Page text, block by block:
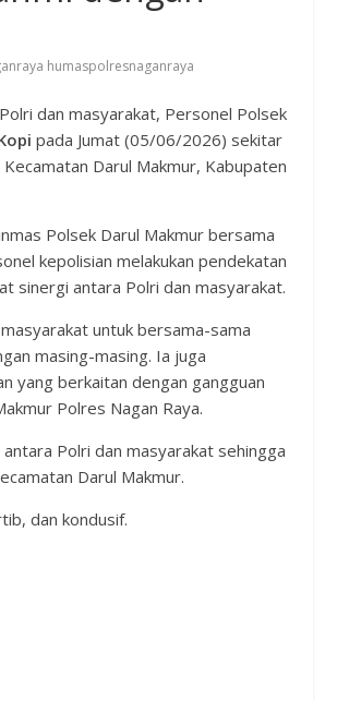
humaspolresnaganraya
dan masyarakat, Personel Polsek
pada Jumat (05/06/2026) sekitar
Darul Makmur, Kabupaten
Polsek Darul Makmur bersama
kepolisian melakukan pendekatan
sinergi antara Polri dan masyarakat.
untuk bersama-sama
masing-masing. Ia juga
yang berkaitan dengan gangguan
Polres Nagan Raya.
Polri dan masyarakat sehingga
Darul Makmur.
dan kondusif.